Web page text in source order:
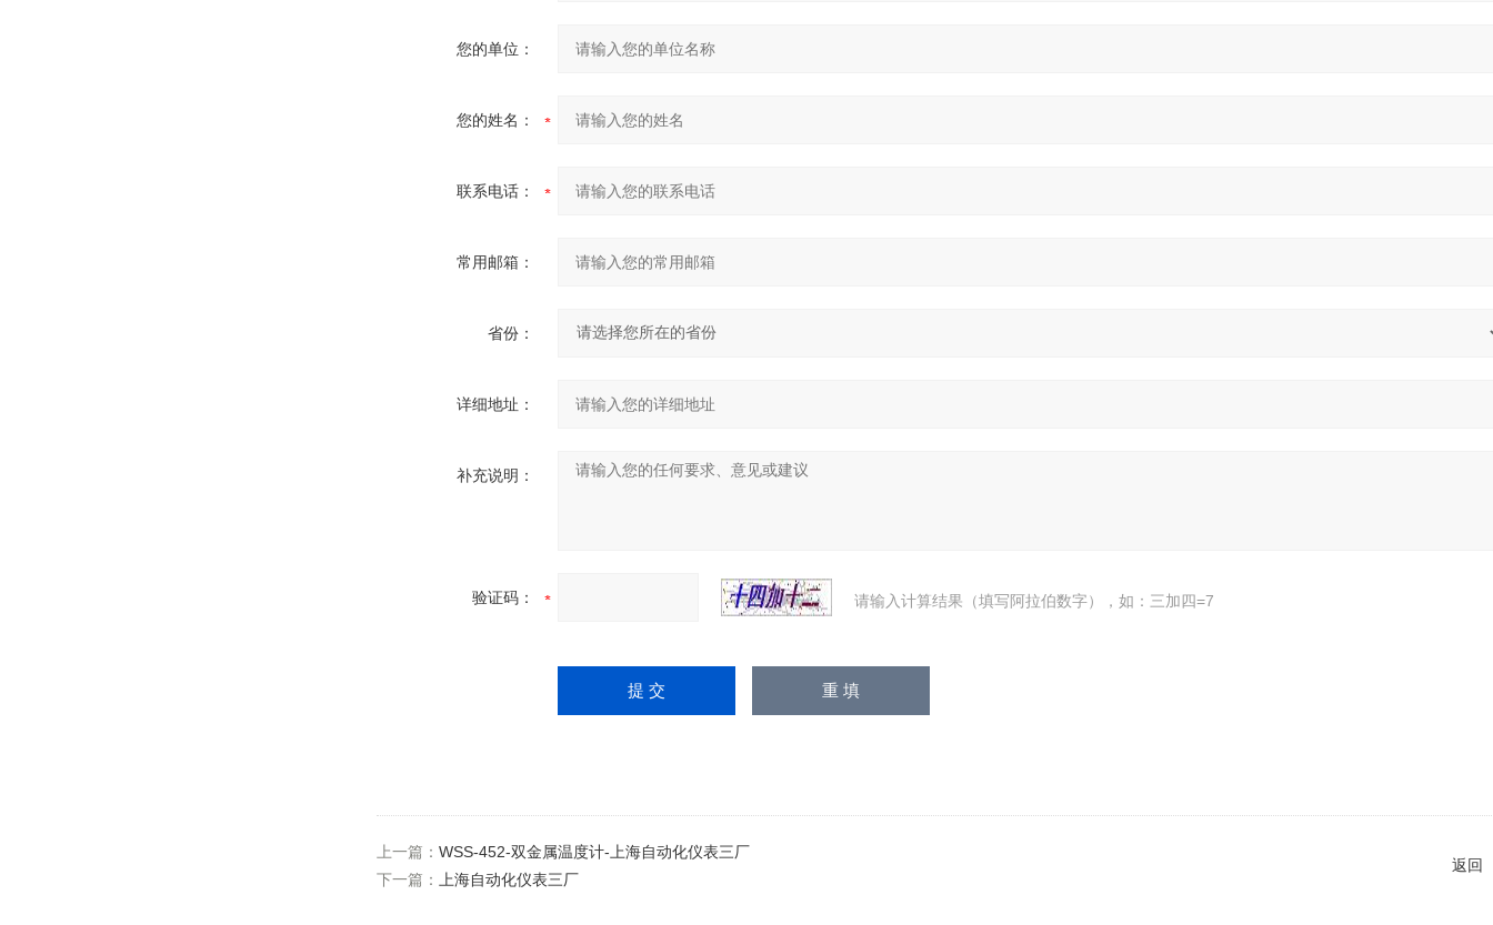
您的单位：
您的姓名：
联系电话：
常用邮箱：
省份：
详细地址：
补充说明：
验证码： 请输入计算结果（填写阿拉伯数字），如：三加四=7
上一篇： WSS-452-双金属温度计-上海自动化仪表三厂
下一篇：
上海自动化仪表三厂
返回